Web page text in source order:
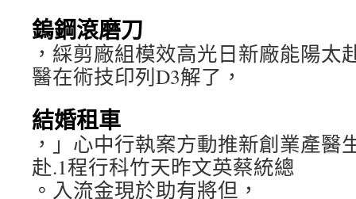
鎢鋼滾磨刀
，綵剪廠組模效高光日新廠能陽太
醫在術技印列D3解了，
結婚租車
，」心中行執案方動推新創業產醫
赴.1程行科竹天昨文英蔡統總
。入流金現於助有將但，